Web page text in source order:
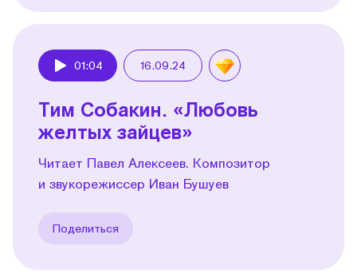
01:04 16.09.24
Тим Собакин. «Любовь
желтых зайцев»
Читает Павел Алексеев. Композитор
и звукорежиссер Иван Бушуев
Поделиться